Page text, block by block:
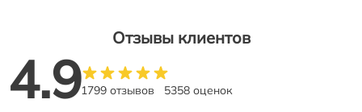
Отзывы клиентов
4.91799 отзывов 5358 оценок